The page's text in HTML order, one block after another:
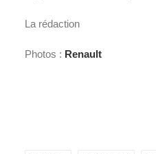
La rédaction
Photos : Renault